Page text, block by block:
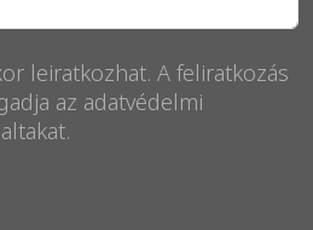
leiratkozhat. A feliratkozás
az adatvédelmi